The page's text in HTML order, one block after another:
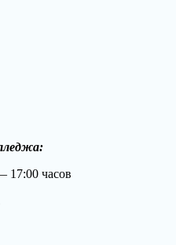
17:00 часов